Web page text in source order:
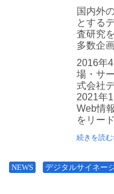
国内外
とする
査研究
多数企
2016年
場・サ
式会社
2021年
Web情
をリード
続きを読む
NEWS デジタルサイネー